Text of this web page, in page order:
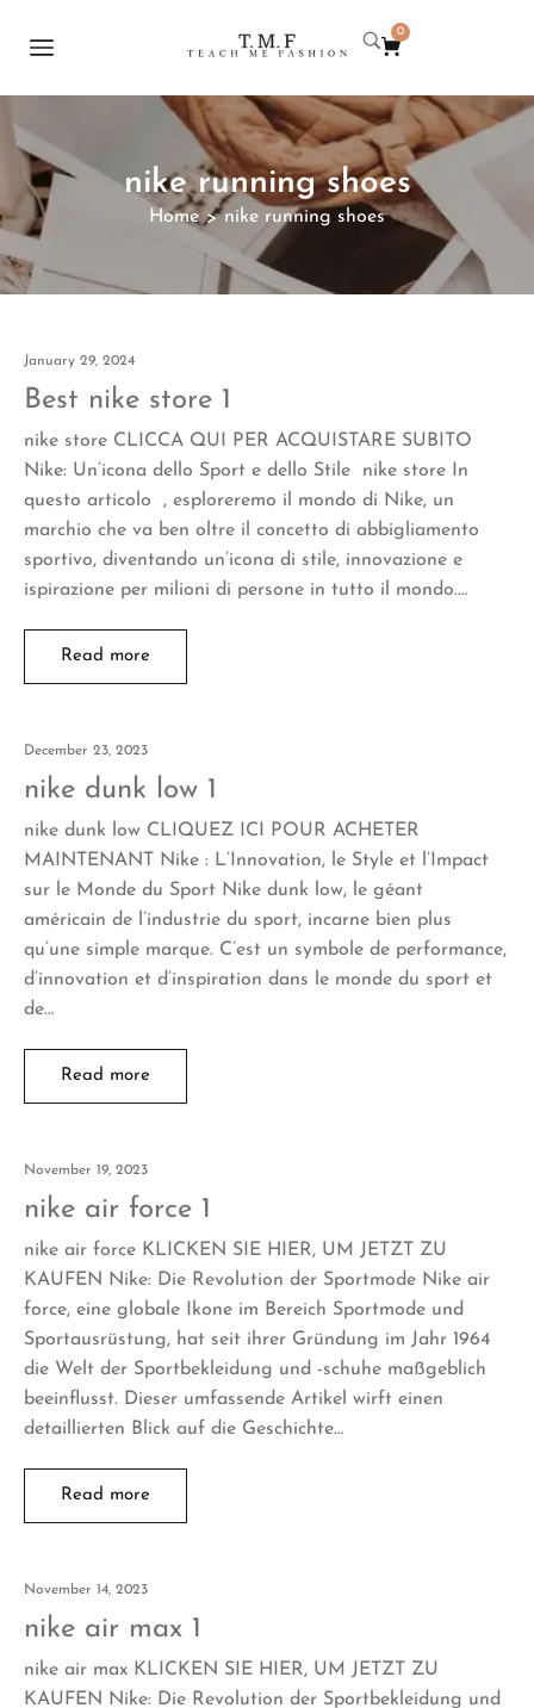
0
nike running shoes
Home > nike running shoes
January 29, 2024
Best nike store 1
nike store CLICCA QUI PER ACQUISTARE SUBITO
Nike: Un’icona dello Sport e dello Stile nike store In
questo articolo , esploreremo il mondo di Nike, un
marchio che va ben oltre il concetto di abbigliamento
sportivo, diventando un’icona di stile, innovazione e
ispirazione per milioni di persone in tutto il mondo.…
Read more
December 23, 2023
nike dunk low 1
nike dunk low CLIQUEZ ICI POUR ACHETER
MAINTENANT Nike : L’Innovation, le Style et l’Impact
sur le Monde du Sport Nike dunk low, le géant
américain de l’industrie du sport, incarne bien plus
qu’une simple marque. C’est un symbole de performance,
d’innovation et d’inspiration dans le monde du sport et
de…
Read more
November 19, 2023
nike air force 1
nike air force KLICKEN SIE HIER, UM JETZT ZU
KAUFEN Nike: Die Revolution der Sportmode Nike air
force, eine globale Ikone im Bereich Sportmode und
Sportausrüstung, hat seit ihrer Gründung im Jahr 1964
die Welt der Sportbekleidung und -schuhe maßgeblich
beeinflusst. Dieser umfassende Artikel wirft einen
detaillierten Blick auf die Geschichte…
Read more
November 14, 2023
nike air max 1
nike air max KLICKEN SIE HIER, UM JETZT ZU
KAUFEN Nike: Die Revolution der Sportbekleidung und